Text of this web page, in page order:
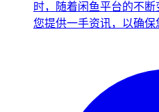
时，随着闲鱼平台的不
您提供一手资讯，以确保